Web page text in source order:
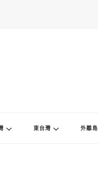
東台灣 外離島